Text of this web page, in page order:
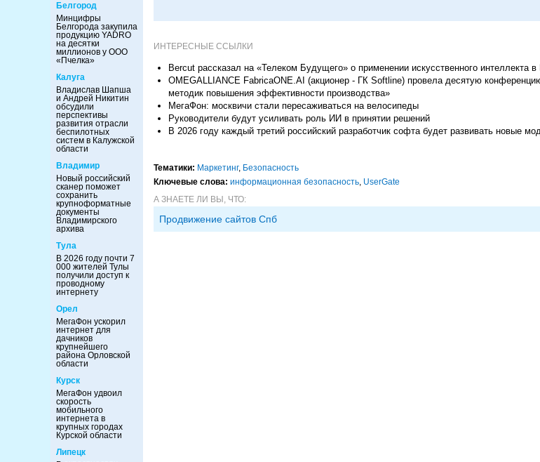
Белгород
Минцифры
Белгорода закупила
продукцию YADRO
на десятки
миллионов у ООО
«Пчелка»
Калуга
Владислав Шапша
и Андрей Никитин
обсудили
перспективы
развития отрасли
беспилотных
систем в Калужской
области
Владимир
Новый российский
сканер поможет
сохранить
крупноформатные
документы
Владимирского
архива
Тула
В 2026 году почти 7
000 жителей Тулы
получили доступ к
проводному
интернету
Орел
МегаФон ускорил
интернет для
дачников
крупнейшего
района Орловской
области
Курск
МегаФон удвоил
скорость
мобильного
интернета в
крупных городах
Курской области
Липецк
ИНТЕРЕСНЫЕ ССЫЛКИ
Bercut рассказал на «Телеком Будущего» о применении искусственного интеллекта
OMEGALLIANCE FabricaONE.AI (акционер - ГК Softline) провела десятую
методик повышения эффективности производства»
МегаФон: москвичи стали пересаживаться на велосипеды
Руководители будут усиливать роль ИИ в принятии решений
В 2026 году каждый третий российский разработчик софта будет развивать новые
Тематики: Маркетинг, Безопасность
Ключевые слова: информационная безопасность, UserGate
А ЗНАЕТЕ ЛИ ВЫ, ЧТО:
Продвижение сайтов Спб